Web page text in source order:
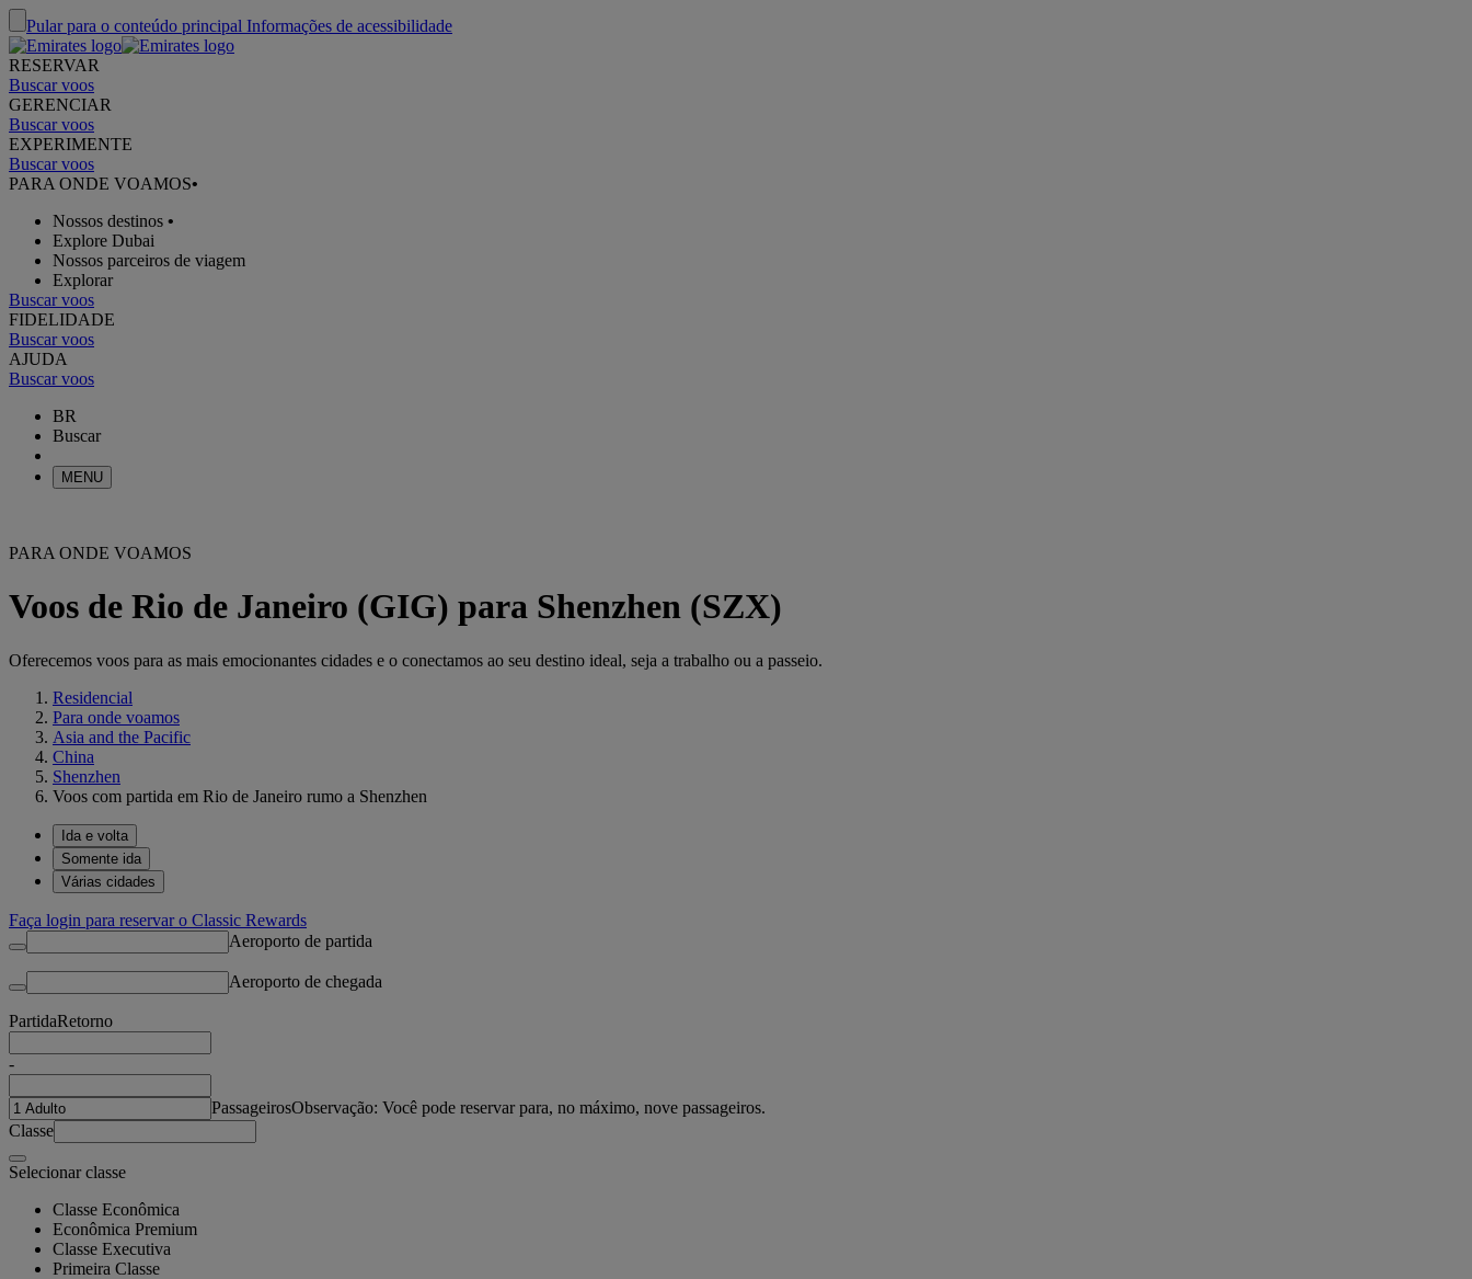
Pular para o conteúdo principal Informações de acessibilidade
RESERVAR
Buscar voos
GERENCIAR
Buscar voos
EXPERIMENTE
Buscar voos
PARA ONDE VOAMOS•
Nossos destinos •
Explore Dubai
Nossos parceiros de viagem
Explorar
Buscar voos
FIDELIDADE
Buscar voos
AJUDA
Buscar voos
BR
Buscar
MENU
PARA ONDE VOAMOS
Voos de Rio de Janeiro (GIG) para Shenzhen (SZX)
Oferecemos voos para as mais emocionantes cidades e o conectamos ao seu destino ideal, seja a trabalho ou a passeio.
Residencial
Para onde voamos
Asia and the Pacific
China
Shenzhen
Voos com partida em Rio de Janeiro rumo a Shenzhen
Ida e volta
Somente ida
Várias cidades
Faça login para reservar o Classic Rewards
Aeroporto de partida
Aeroporto de chegada
PartidaRetorno
-
PassageirosObservação: Você pode reservar para, no máximo, nove passageiros.
Classe
Selecionar classe
Classe Econômica
Econômica Premium
Classe Executiva
Primeira Classe